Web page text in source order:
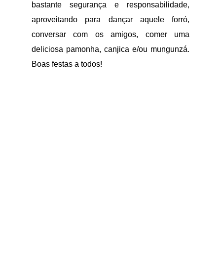
bastante segurança e responsabilidade,
aproveitando para dançar aquele forró,
conversar com os amigos, comer uma
deliciosa pamonha, canjica e/ou mungunzá.
Boas festas a todos!